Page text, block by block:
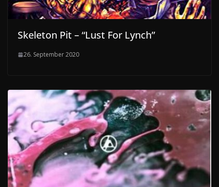
Skeleton Pit – “Lust For Lynch”
26. September 2020